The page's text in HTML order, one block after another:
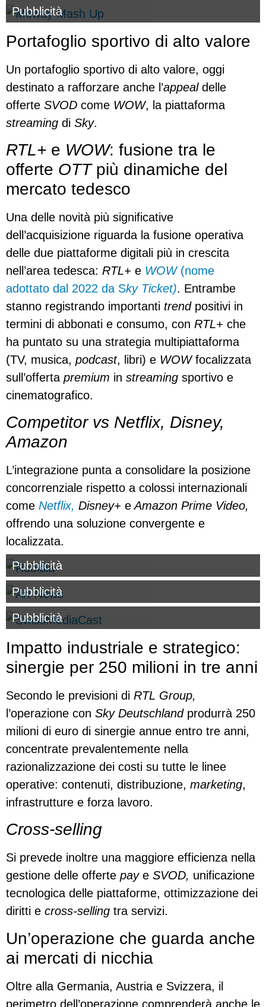
Pubblicità
Portafoglio sportivo di alto valore
Un portafoglio sportivo di alto valore, oggi
destinato a rafforzare anche l’appealdelle
offerte SVOD come WOW, la piattaforma
streaming di Sky.
RTL+ e WOW: fusione tra le
offerte OTTpiù dinamiche del
mercato tedesco
Una delle novità più significative
dell’acquisizione riguarda la fusione operativa
delle due piattaforme digitali più in crescita
nell’area tedesca: RTL+ e WOW (nome
adottato dal 2022 da Sky Ticket). Entrambe
stanno registrando importanti trendpositivi in
termini di abbonati e consumo, con RTL+ che
ha puntato su una strategia multipiattaforma
(TV, musica, podcast, libri) e WOWfocalizzata
sull’offerta premium in streaming sportivo e
cinematografico.
Competitor vs Netflix, Disney,
Amazon
L’integrazione punta a consolidare la posizione
concorrenziale rispetto a colossi internazionali
come Netflix, Disney+ eAmazon Prime Video,
offrendo una soluzione convergente e
localizzata.
Pubblicità
Pubblicità
Pubblicità
Impatto industriale e strategico:
sinergie per 250 milioni in tre anni
Secondo le previsioni di RTL Group,
l’operazione con Sky Deutschlandprodurrà 250
milioni di euro di sinergie annue entro tre anni,
concentrate prevalentemente nella
razionalizzazione dei costi su tutte le linee
operative: contenuti, distribuzione, marketing,
infrastrutture e forza lavoro.
Cross-selling
Si prevede inoltre una maggiore efficienza nella
gestione delle offerte pay e SVOD, unificazione
tecnologica delle piattaforme, ottimizzazione dei
diritti e cross-selling tra servizi.
Un’operazione che guarda anche
ai mercati di nicchia
Oltre alla Germania, Austria e Svizzera, il
perimetro dell’operazione comprenderà anche le